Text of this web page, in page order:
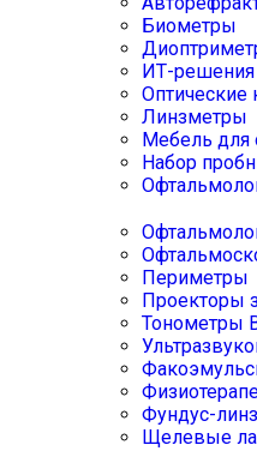
Биометры
ИТ-решения
Линзметры
Мебель для
Набор
Периметры
Проекторы
Тонометры
Фундус-
Щелевые